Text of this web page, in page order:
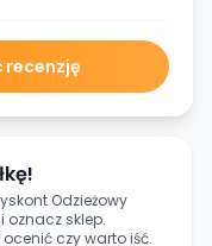
recenzję
Odzieżowy
i oznacz sklep.
czy warto iść.